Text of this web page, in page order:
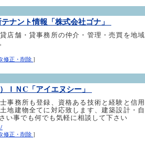
ナント情報「株式会社ゴナ」
店舗・貸事務所の仲介・管理・売買を地域
修正・削除 ]
ＩＮC「アイエヌシー」
事務所も登録、資格ある技術と経験と信用
地建物全てに対応致します、建築設計・自
い事でも何でも気軽に相談して下さい
修正・削除 ]